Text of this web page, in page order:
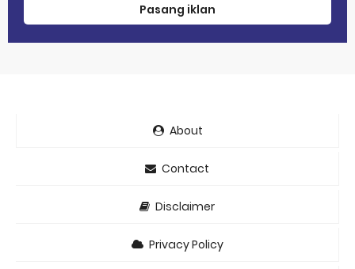
Pasang iklan
About
Contact
Disclaimer
Privacy Policy